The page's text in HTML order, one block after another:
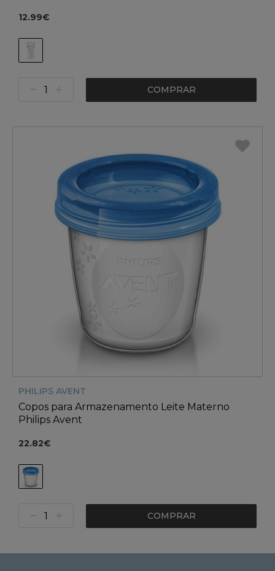
12.99€
COMPRAR
PHILIPS AVENT
Copos para Armazenamento Leite Materno
Philips Avent
22.82€
COMPRAR